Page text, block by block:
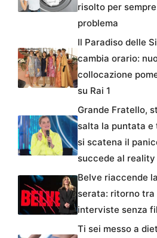
risolto per
problema
Il Paradiso delle
cambia orario:
collocazione
su Rai 1
Grande Fratello,
salta la puntata e
si scatena il
succede al reality
Belve riaccende
serata: ritorno tra
interviste senza
Ti sei messo a